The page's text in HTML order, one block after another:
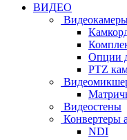
ВИДЕО
Опции
PTZ
Видеостены
Конвертеры
NDI